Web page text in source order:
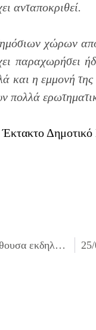
ανταποκριθεί.
χώρων
παραχωρήσει
και η εμμονή της
πολλά
23/05/2017 Προμήθεια εξοπλισμού παρουσιάσεων για την αίθουσα εκδηλώσεων του Δημαρχείου